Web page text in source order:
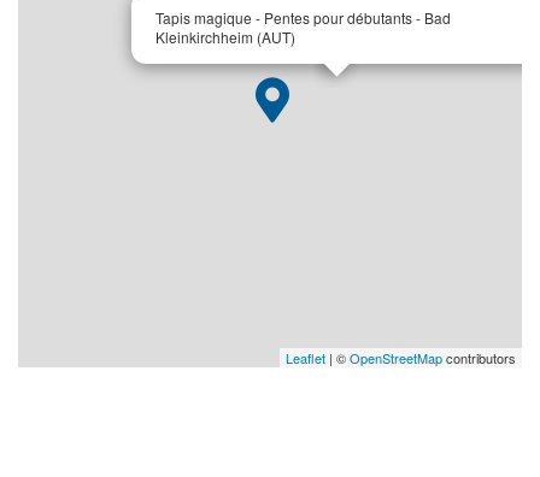
Tapis magique - Pentes pour débutants - Bad
Kleinkirchheim (AUT)
Leaflet | ©OpenStreetMapcontributors